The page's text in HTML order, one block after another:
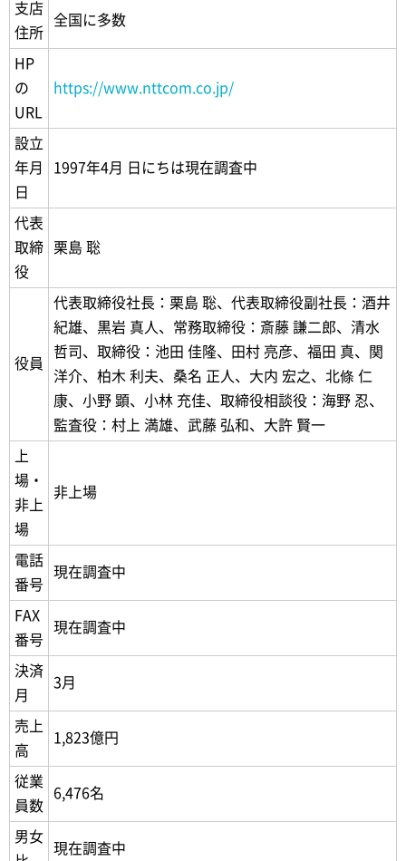
支店
住所
全国に多数
HP
の
URL
https://www.nttcom.co.jp/
設立
年月
日
1997年4月 日にちは現在調査中
代表
取締
役
栗島 聡
役員
代表取締役社長：栗島 聡、代表取締役副社長：酒井
紀雄、黒岩 真人、常務取締役：斎藤 謙二郎、清水
哲司、取締役：池田 佳隆、田村 亮彦、福田 真、関
洋介、柏木 利夫、桑名 正人、大内 宏之、北條 仁
康、小野 顕、小林 充佳、取締役相談役：海野 忍、
監査役：村上 満雄、武藤 弘和、大許 賢一
上
場・
非上
場
非上場
電話
番号
現在調査中
FAX
番号
現在調査中
決済
月
3月
売上
高
1,823億円
従業
員数
6,476名
男女
現在調査中